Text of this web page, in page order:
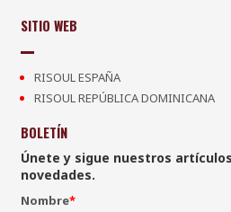
SITIO WEB
RISOUL ESPAÑA
RISOUL REPÚBLICA DOMINICANA
BOLETÍN
Únete y sigue nuestros
novedades.
Nombre*